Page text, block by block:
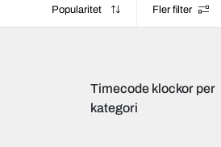
Popularitet Fler filter
Timecode klockor per
kategori